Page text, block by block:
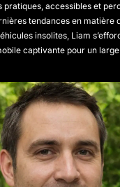
pratiques, accessibles et
tendances en matière
insolites, Liam
captivante pour un